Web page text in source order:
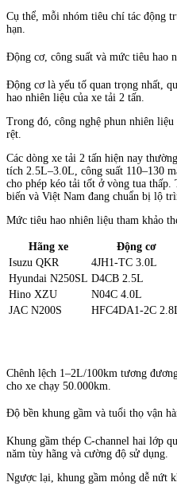
Cụ thể, mỗi nhóm tiêu chí tác động
hạn.
Động cơ, công suất và mức tiêu hao
Động cơ là yếu tố quan trọng nhất,
hao nhiên liệu của xe tải 2 tấn.
Trong đó, công nghệ phun nhiên
rệt.
Các dòng xe tải 2 tấn hiện nay
tích 2.5L–3.0L, công suất 110–130
cho phép kéo tải tốt ở vòng tua
biến và Việt Nam đang chuẩn bị lộ
Mức tiêu hao nhiên liệu tham khảo
Hãng xe Động cơ
Isuzu QKR
4JH1-TC 3.0L
Hyundai N250SL D4CB 2.5L
Hino XZU
N04C 4.0L
JAC N200S
HFC4DA1-2C
Chênh lệch 1–2L/100km tương
cho xe chạy 50.000km.
Độ bền khung gầm và tuổi thọ vận
Khung gầm thép C-channel hai lớp
năm tùy hãng và cường độ sử dụng.
Ngược lại, khung gầm mỏng dễ nứt